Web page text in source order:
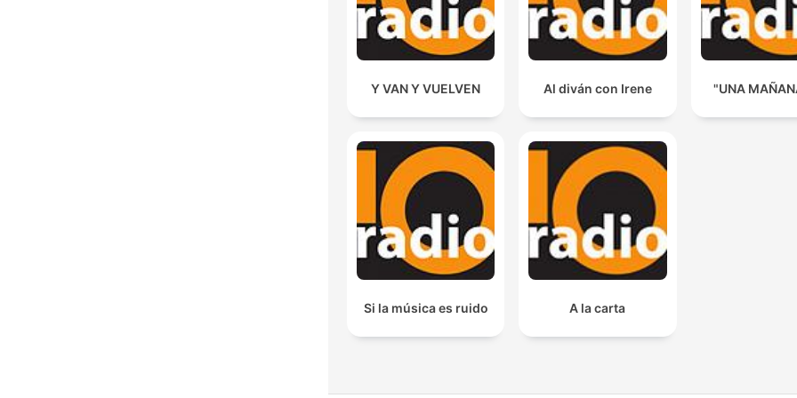
Y VAN Y VUELVEN Al diván con Irene "UNA
Si la música es ruido A la carta